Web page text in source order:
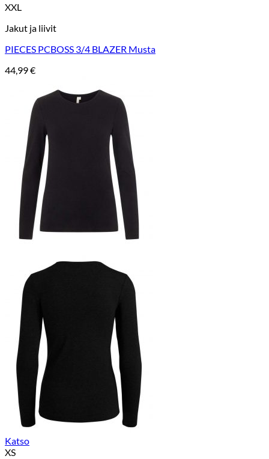
XXL
Jakut ja liivit
PIECES PCBOSS 3/4 BLAZER Musta
44,99€
Katso
XS